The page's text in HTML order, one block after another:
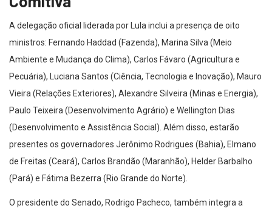
A delegação oficial liderada por Lula inclui a presença de oito
ministros: Fernando Haddad (Fazenda), Marina Silva (Meio
Ambiente e Mudança do Clima), Carlos Fávaro (Agricultura e
Pecuária), Luciana Santos (Ciência, Tecnologia e Inovação), Mauro
Vieira (Relações Exteriores), Alexandre Silveira (Minas e Energia),
Paulo Teixeira (Desenvolvimento Agrário) e Wellington Dias
(Desenvolvimento e Assistência Social). Além disso, estarão
presentes os governadores Jerônimo Rodrigues (Bahia), Elmano
de Freitas (Ceará), Carlos Brandão (Maranhão), Helder Barbalho
(Pará) e Fátima Bezerra (Rio Grande do Norte).
O presidente do Senado, Rodrigo Pacheco, também integra a